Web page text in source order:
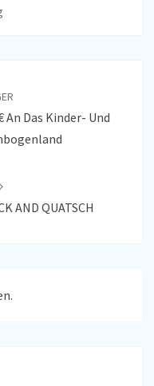
An Das Kinder- Und
AND QUATSCH